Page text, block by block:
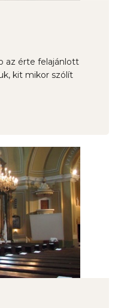
az érte felajánlott
kit mikor szólít